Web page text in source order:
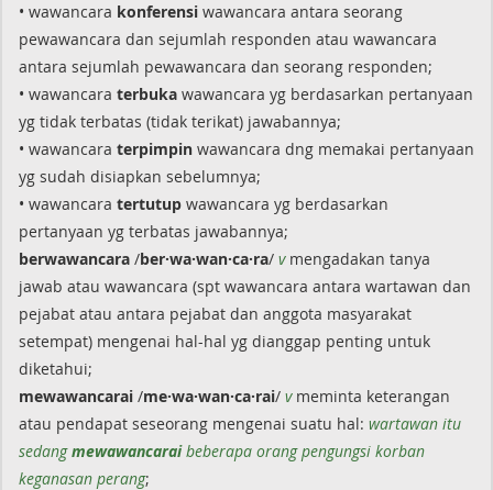
• wawancara konferensi wawancara antara seorang
pewawancara dan sejumlah responden atau wawancara
antara sejumlah pewawancara dan seorang responden;
• wawancara terbuka wawancara yg berdasarkan pertanyaan
yg tidak terbatas (tidak terikat) jawabannya;
• wawancara terpimpin wawancara dng memakai pertanyaan
yg sudah disiapkan sebelumnya;
• wawancara tertutup wawancara yg berdasarkan
pertanyaan yg terbatas jawabannya;
berwawancara /ber·wa·wan·ca·ra/ vmengadakan tanya
jawab atau wawancara (spt wawancara antara wartawan dan
pejabat atau antara pejabat dan anggota masyarakat
setempat) mengenai hal-hal yg dianggap penting untuk
diketahui;
mewawancarai /me·wa·wan·ca·rai/ vmeminta keterangan
atau pendapat seseorang mengenai suatu hal: wartawan itu
sedangmewawancaraibeberapa orang pengungsi korban
keganasan perang;